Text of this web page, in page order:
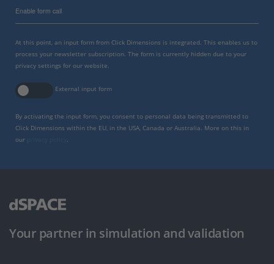
Enable form call
At this point, an input form from Click Dimensions is integrated. This enables us to
process your newsletter subscription. The form is currently hidden due to your
privacy settings for our website.
External input form
By activating the input form, you consent to personal data being transmitted to
Click Dimensions within the EU, in the USA, Canada or Australia. More on this in
our
Your partner in simulation and validation